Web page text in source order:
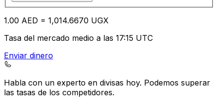
1.00 AED = 1,014.6670 UGX
Tasa del mercado medio a las 17:15 UTC
Enviar dinero
Habla con un experto en divisas hoy. Podemos superar
las tasas de los competidores.